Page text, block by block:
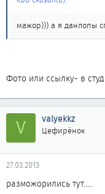
мажор))) а я данлопы
Фото или ссылку- в
V valyekkz
Цефирёнок
27.03.2013
разможорились тут.....